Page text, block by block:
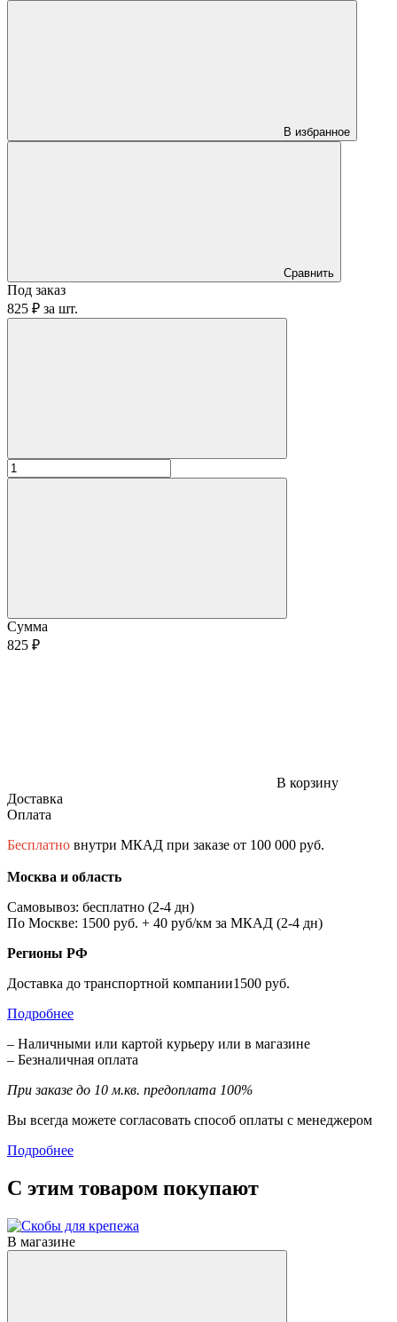
В избранное
Сравнить
Под заказ
825 ₽ за шт.
Сумма
825 ₽
В корзину
Доставка
Оплата
Бесплатно внутри МКАД при заказе от 100 000 руб.
Москва и область
Самовывоз: бесплатно (2-4 дн)
По Москве: 1500 руб. + 40 руб/км за МКАД (2-4 дн)
Регионы РФ
Доставка до транспортной компании1500 руб.
Подробнее
– Наличными или картой курьеру или в магазине
– Безналичная оплата
При заказе до 10 м.кв. предоплата 100%
Вы всегда можете согласовать способ оплаты с менеджером
Подробнее
С этим товаром покупают
В магазине